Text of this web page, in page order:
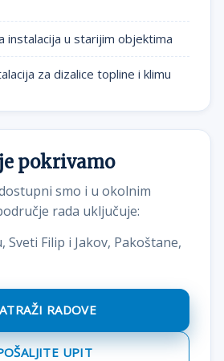
instalacija u starijim objektima
za dizalice topline i klimu
pokrivamo
smo i u okolnim
rada uključuje:
Filip i Jakov, Pakoštane,
RADOVE
UPIT